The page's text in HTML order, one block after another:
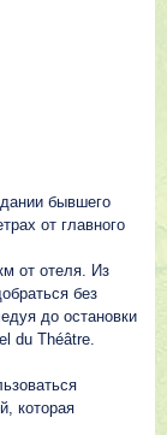
бывшего
от главного
от отеля. Из
без
до остановки
du Théâtre.
которая